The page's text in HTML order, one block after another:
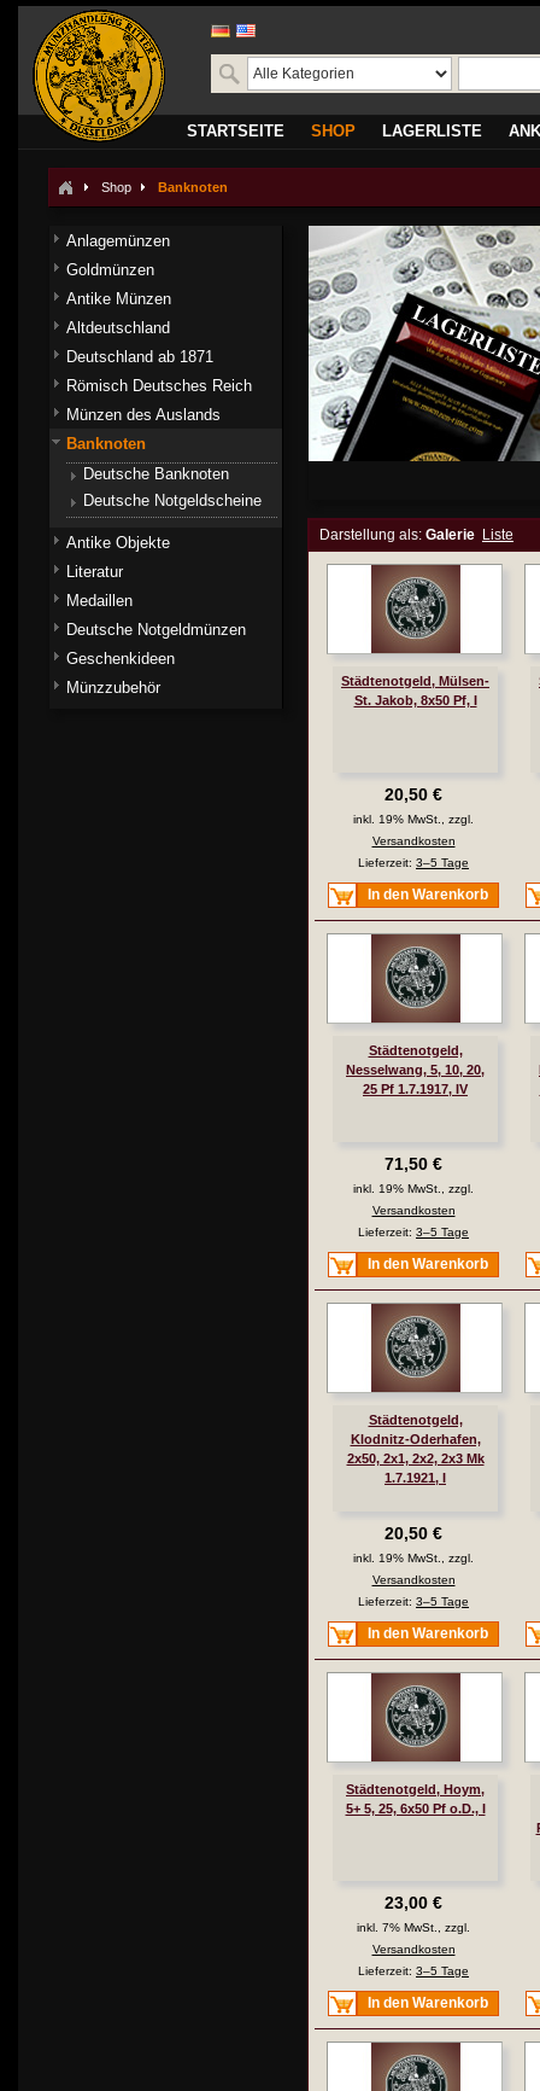
STARTSEITE SHOP LAGERLISTE
Shop Banknoten
Darstellung als: Galerie Liste
Städtenotgeld, Mülsen-
St. Jakob, 8x50 Pf, I
20,50 €
inkl. 19% MwSt., zzgl.
Versandkosten
Lieferzeit: 3–5 Tage
In den Warenkorb
Städtenotgeld,
Nesselwang, 5, 10, 20,
25 Pf 1.7.1917, IV
71,50 €
inkl. 19% MwSt., zzgl.
Versandkosten
Lieferzeit: 3–5 Tage
In den Warenkorb
Städtenotgeld,
Klodnitz-Oderhafen,
2x50, 2x1, 2x2, 2x3 Mk
1.7.1921, I
20,50 €
inkl. 19% MwSt., zzgl.
Versandkosten
Lieferzeit: 3–5 Tage
In den Warenkorb
Städtenotgeld, Hoym,
5+ 5, 25, 6x50 Pf o.D., I
23,00 €
inkl. 7% MwSt., zzgl.
Versandkosten
Lieferzeit: 3–5 Tage
In den Warenkorb
Anlagemünzen
Goldmünzen
Antike Münzen
Altdeutschland
Deutschland ab 1871
Römisch Deutsches Reich
Münzen des Auslands
Banknoten
Deutsche Banknoten
Deutsche Notgeldscheine
Antike Objekte
Literatur
Medaillen
Deutsche Notgeldmünzen
Geschenkideen
Münzzubehör